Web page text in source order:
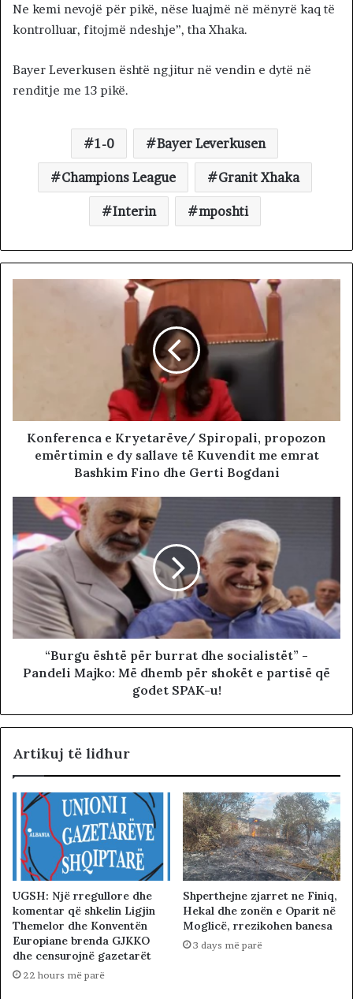
Ne kemi nevojë për pikë, nëse luajmë në mënyrë kaq të
kontrolluar, fitojmë ndeshje”, tha Xhaka.
Bayer Leverkusen është ngjitur në vendin e dytë në
renditje me 13 pikë.
1-0 Bayer Leverkusen
Champions League Granit Xhaka
Interin mposhti
Konferenca e Kryetarëve/ Spiropali, propozon
emërtimin e dy sallave të Kuvendit me emrat
Bashkim Fino dhe Gerti Bogdani
“Burgu është për burrat dhe socialistët” -
Pandeli Majko: Më dhemb për shokët e partisë që
godet SPAK-u!
Artikuj të lidhur
UGSH: Një rregullore dhe
komentar që shkelin Ligjin
Themelor dhe Konventën
Europiane brenda GJKKO
dhe censurojnë gazetarët
22 hours më parë
Shperthejne zjarret ne Finiq,
Hekal dhe zonën e Oparit në
Moglicë, rrezikohen banesa
3 days më parë